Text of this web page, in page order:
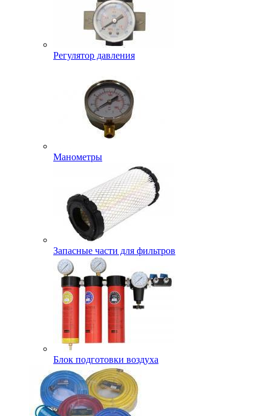
Регулятор давления
Манометры
Запасные части для фильтров
Блок подготовки воздуха